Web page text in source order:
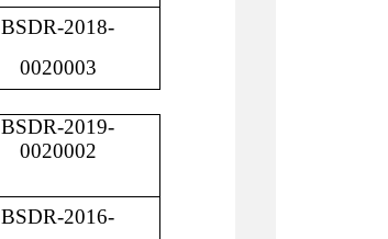
BSDR-2018-
0020003
BSDR-2019-
0020002
BSDR-2016-